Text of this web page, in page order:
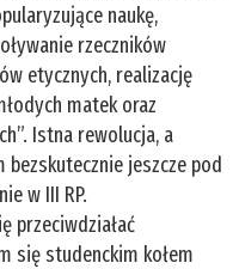
naukę,
rzeczników
etycznych, realizację
matek oraz
Istna rewolucja, a
bezskutecznie jeszcze pod
w III RP.
przeciwdziałać
się studenckim kołem